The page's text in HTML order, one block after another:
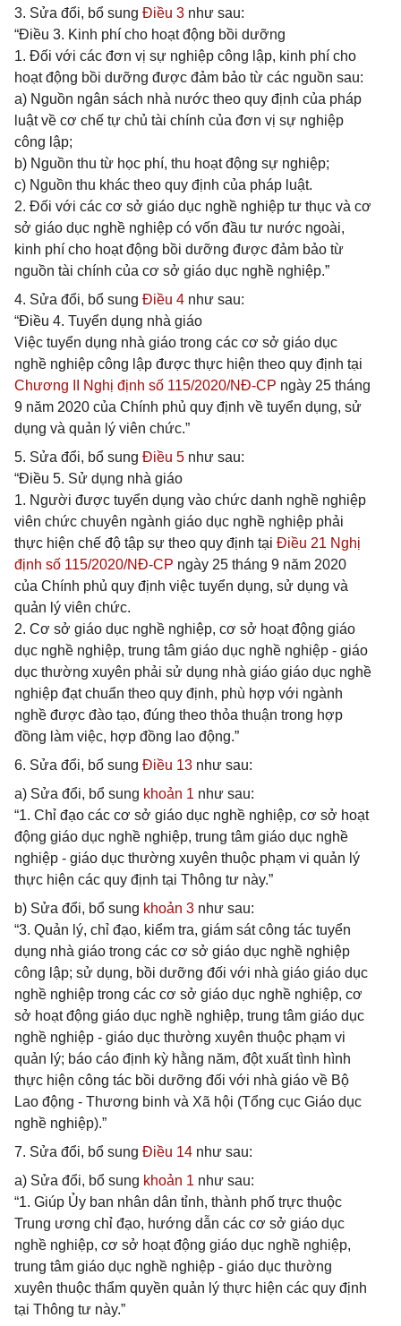
3. Sửa đổi, bổ sung Điều 3 như sau:
“Điều 3. Kinh phí cho hoạt động bồi dưỡng
1. Đối với các đơn vị sự nghiệp công lập, kinh phí cho
hoạt động bồi dưỡng được đảm bảo từ các nguồn sau:
a) Nguồn ngân sách nhà nước theo quy định của pháp
luật về cơ chế tự chủ tài chính của đơn vị sự nghiệp
công lập;
b) Nguồn thu từ học phí, thu hoạt động sự nghiệp;
c) Nguồn thu khác theo quy định của pháp luật.
2. Đối với các cơ sở giáo dục nghề nghiệp tư thục và cơ
sở giáo dục nghề nghiệp có vốn đầu tư nước ngoài,
kinh phí cho hoạt động bồi dưỡng được đảm bảo từ
nguồn tài chính của cơ sở giáo dục nghề nghiệp.”
4. Sửa đổi, bổ sung Điều 4 như sau:
“Điều 4. Tuyển dụng nhà giáo
Việc tuyển dụng nhà giáo trong các cơ sở giáo dục
nghề nghiệp công lập được thực hiện theo quy định tại
Chương II Nghị định số 115/2020/NĐ-CP ngày 25 tháng
9 năm 2020 của Chính phủ quy định về tuyển dụng, sử
dụng và quản lý viên chức.”
5. Sửa đổi, bổ sung Điều 5 như sau:
“Điều 5. Sử dụng nhà giáo
1. Người được tuyển dụng vào chức danh nghề nghiệp
viên chức chuyên ngành giáo dục nghề nghiệp phải
thực hiện chế độ tập sự theo quy định tại Điều 21 Nghị
định số 115/2020/NĐ-CP ngày 25 tháng 9 năm 2020
của Chính phủ quy định việc tuyển dụng, sử dụng và
quản lý viên chức.
2. Cơ sở giáo dục nghề nghiệp, cơ sở hoạt động giáo
dục nghề nghiệp, trung tâm giáo dục nghề nghiệp - giáo
dục thường xuyên phải sử dụng nhà giáo giáo dục nghề
nghiệp đạt chuẩn theo quy định, phù hợp với ngành
nghề được đào tạo, đúng theo thỏa thuận trong hợp
đồng làm việc, hợp đồng lao động.”
6. Sửa đổi, bổ sung Điều 13 như sau:
a) Sửa đổi, bổ sung khoản 1 như sau:
“1. Chỉ đạo các cơ sở giáo dục nghề nghiệp, cơ sở hoạt
động giáo dục nghề nghiệp, trung tâm giáo dục nghề
nghiệp - giáo dục thường xuyên thuộc phạm vi quản lý
thực hiện các quy định tại Thông tư này.”
b) Sửa đổi, bổ sung khoản 3 như sau:
“3. Quản lý, chỉ đạo, kiểm tra, giám sát công tác tuyển
dụng nhà giáo trong các cơ sở giáo dục nghề nghiệp
công lập; sử dụng, bồi dưỡng đối với nhà giáo giáo dục
nghề nghiệp trong các cơ sở giáo dục nghề nghiệp, cơ
sở hoạt động giáo dục nghề nghiệp, trung tâm giáo dục
nghề nghiệp - giáo dục thường xuyên thuộc phạm vi
quản lý; báo cáo định kỳ hằng năm, đột xuất tình hình
thực hiện công tác bồi dưỡng đối với nhà giáo về Bộ
Lao động - Thương binh và Xã hội (Tổng cục Giáo dục
nghề nghiệp).”
7. Sửa đổi, bổ sung Điều 14 như sau:
a) Sửa đổi, bổ sung khoản 1 như sau:
“1. Giúp Ủy ban nhân dân tỉnh, thành phố trực thuộc
Trung ương chỉ đạo, hướng dẫn các cơ sở giáo dục
nghề nghiệp, cơ sở hoạt động giáo dục nghề nghiệp,
trung tâm giáo dục nghề nghiệp - giáo dục thường
xuyên thuộc thẩm quyền quản lý thực hiện các quy định
tại Thông tư này.”